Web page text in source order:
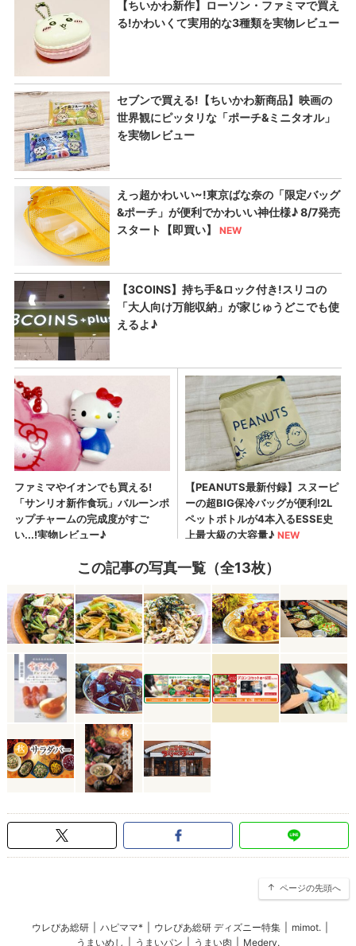
この記事の写真一覧（全13枚）
ページの先頭へ
ウレぴあ総研 ハピママ* ウレぴあ総研 ディズニー特集 mimot.
うまいめし
うまいパン うまい肉 Medery.